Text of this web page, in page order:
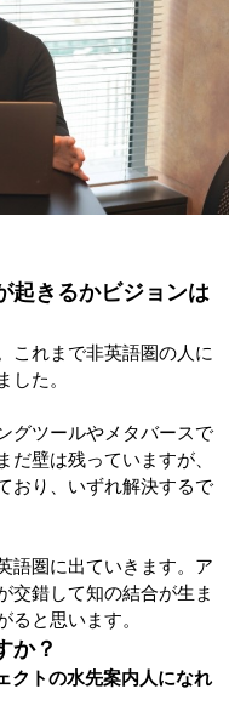
起きるかビジョンは
これまで非英語圏の人に
した。
グツールやメタバースで
壁は残っていますが、
おり、いずれ解決するで
語圏に出ていきます。ア
交錯して知の結合が生ま
と思います。
か？
クトの水先案内人になれ